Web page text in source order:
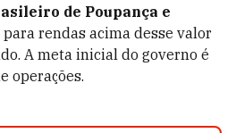
de Poupança e
para rendas acima desse valor
A meta inicial do governo é
operações.